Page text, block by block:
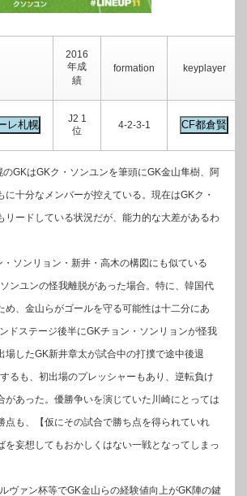
2016
年成
績
formation keyplayer
J2 1
位
4-2-3-1
GKはGKク・ソンユンを筆頭にGK金山隼樹、阿
に十分なメンバーが控えている。現在はGKク・
リードしている状況だが、能力的な大差があるわ
ソンリョン・新井・高木の構図にも似ている
ンユンの怪我離脱があった場合。特に、韓国代
め、金山らがゴールを守る可能性は十二分にあ
ドステージ後半にGKチョン・ソンリョンが怪我
場したGK新井章太が試合中の打撲で途中後退
るも、初出場のプレッシャーもあり、逆転負け
があった。優勝争いを演じていた川崎にとっては
点も、【仮にその試合で勝ち点を得られていれ
妄想してもおかしくはない一戦となってしまっ
ヴァン杯等でGK金山らの経験値向上がGK陣の鍵